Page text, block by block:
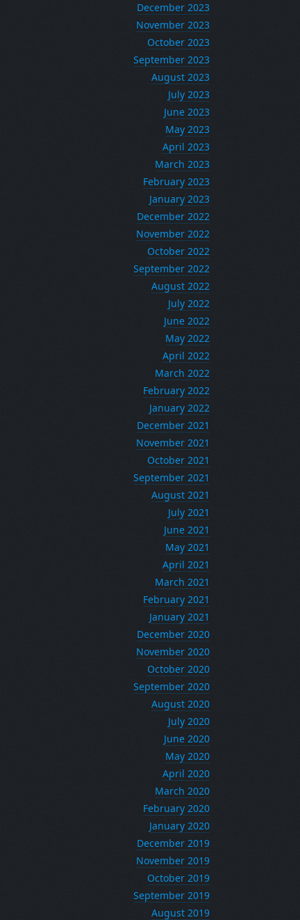
December 2023
November 2023
October 2023
September 2023
August 2023
July 2023
June 2023
May 2023
April 2023
March 2023
February 2023
January 2023
December 2022
November 2022
October 2022
September 2022
August 2022
July 2022
June 2022
May 2022
April 2022
March 2022
February 2022
January 2022
December 2021
November 2021
October 2021
September 2021
August 2021
July 2021
June 2021
May 2021
April 2021
March 2021
February 2021
January 2021
December 2020
November 2020
October 2020
September 2020
August 2020
July 2020
June 2020
May 2020
April 2020
March 2020
February 2020
January 2020
December 2019
November 2019
October 2019
September 2019
August 2019